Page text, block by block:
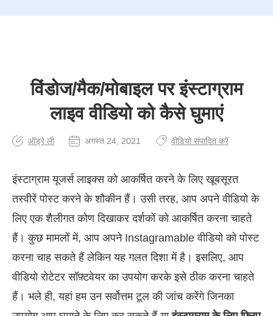
विंडोज/मैक/मोबाइल पर इंस्टाग्राम
लाइव वीडियो को कैसे घुमाएं
ऑड्रे ली अगस्त 24, 2021 वीडियो संपादित करें
इंस्टाग्राम यूजर्स लाइक्स को आकर्षित करने के लिए खूबसूरत
तस्वीरें पोस्ट करने के शौकीन हैं। उसी तरह, आप अपने वीडियो के
लिए एक शैलीगत कोण दिखाकर दर्शकों को आकर्षित करना चाहते
हैं। कुछ मामलों में, आप अपने Instagramable वीडियो को पोस्ट
करना चाह सकते हैं लेकिन यह गलत दिशा में है। इसलिए, आप
वीडियो रोटेटर सॉफ़्टवेयर का उपयोग करके इसे ठीक करना चाहते
हैं। भले ही, यहां हम उन सर्वोत्तम टूल की जांच करेंगे जिनका